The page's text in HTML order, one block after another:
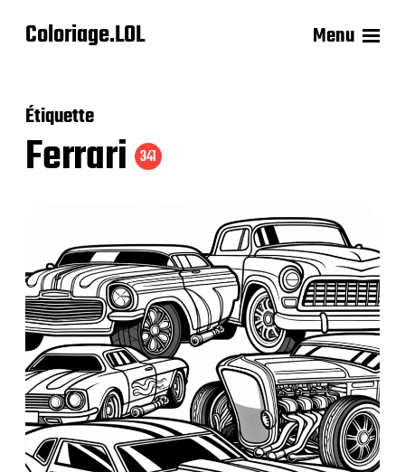
Coloriage.LOL Menu
Étiquette
Ferrari 341